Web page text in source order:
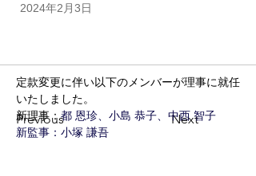
2024年2月3日
Previous Next
定款変更に伴い以下のメンバーが理事に就任
いたしました。
新理事：都 恩珍、小島 恭子、中西 智子
新監事：小塚 謙吾